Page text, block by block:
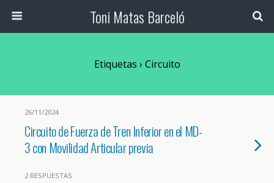
Toni Matas Barceló
Etiquetas › Circuito
26/11/2024
Circuito de Fuerza de Tren Inferior en el MD-
3 con Movilidad Articular previa
2 RESPUESTAS